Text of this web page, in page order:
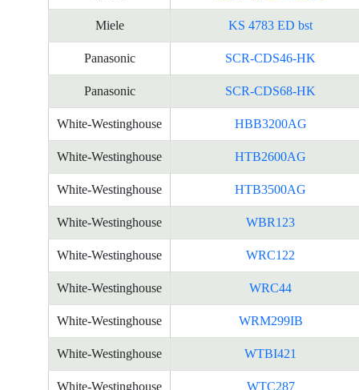
Miele KS 4783 ED bst
Panasonic SCR-CDS46-HK
Panasonic SCR-CDS68-HK
White-Westinghouse HBB3200AG
White-Westinghouse HTB2600AG
White-Westinghouse HTB3500AG
White-Westinghouse WBR123
White-Westinghouse WRC122
White-Westinghouse WRC44
White-Westinghouse WRM299IB
White-Westinghouse WTBI421
White-Westinghouse WTC287